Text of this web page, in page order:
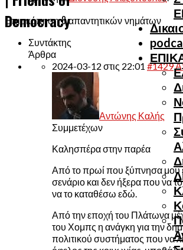
Democracy
Επισκόπηση 8 απαντητικών νημάτων
Συντάκτης
Άρθρα
2024-03-12 στις 22:01 #1429
Αντώνης Καλής
Συμμετέχων
Καλησπέρα στην παρέα
Από το πρωί που ξύπνησα μου
σενάριο και δεν ήξερα που να
να το καταθέσω εδώ.
Από την εποχή του Πλάτωνα
του Χομπς η ανάγκη για την
πολιτικού συστήματος που να